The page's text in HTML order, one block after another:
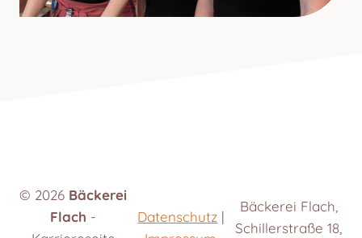
© 2026 Bäckerei
Flach -
Datenschutz |
Bäckerei Flach,
Schillerstraße 18,